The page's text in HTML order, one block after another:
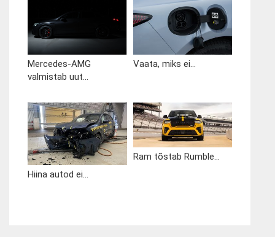
Mercedes-AMG
valmistab uut...
Vaata, miks ei...
Hiina autod ei...
Ram tõstab Rumble...